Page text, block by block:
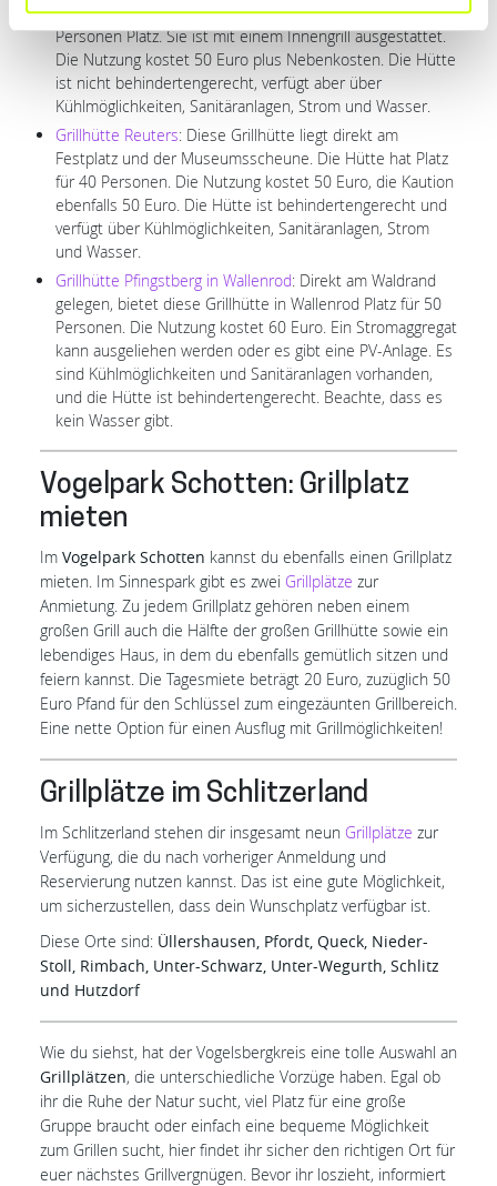
Grillhütte Allmenrod: In dieser Grillhütte finden 40
Personen Platz. Sie ist mit einem Innengrill ausgestattet.
Die Nutzung kostet 50 Euro plus Nebenkosten. Die Hütte
ist nicht behindertengerecht, verfügt aber über
Kühlmöglichkeiten, Sanitäranlagen, Strom und Wasser.
Grillhütte Reuters: Diese Grillhütte liegt direkt am
Festplatz und der Museumsscheune. Die Hütte hat Platz
für 40 Personen. Die Nutzung kostet 50 Euro, die Kaution
ebenfalls 50 Euro. Die Hütte ist behindertengerecht und
verfügt über Kühlmöglichkeiten, Sanitäranlagen, Strom
und Wasser.
Grillhütte Pfingstberg in Wallenrod: Direkt am Waldrand
gelegen, bietet diese Grillhütte in Wallenrod Platz für 50
Personen. Die Nutzung kostet 60 Euro. Ein Stromaggregat
kann ausgeliehen werden oder es gibt eine PV-Anlage. Es
sind Kühlmöglichkeiten und Sanitäranlagen vorhanden,
und die Hütte ist behindertengerecht. Beachte, dass es
kein Wasser gibt.
Vogelpark Schotten: Grillplatz
mieten
Im Vogelpark Schotten kannst du ebenfalls einen Grillplatz
mieten. Im Sinnespark gibt es zwei Grillplätze zur
Anmietung. Zu jedem Grillplatz gehören neben einem
großen Grill auch die Hälfte der großen Grillhütte sowie ein
lebendiges Haus, in dem du ebenfalls gemütlich sitzen und
feiern kannst. Die Tagesmiete beträgt 20 Euro, zuzüglich 50
Euro Pfand für den Schlüssel zum eingezäunten Grillbereich.
Eine nette Option für einen Ausflug mit Grillmöglichkeiten!
Grillplätze im Schlitzerland
Im Schlitzerland stehen dir insgesamt neun Grillplätze zur
Verfügung, die du nach vorheriger Anmeldung und
Reservierung nutzen kannst. Das ist eine gute Möglichkeit,
um sicherzustellen, dass dein Wunschplatz verfügbar ist.
Diese Orte sind: Üllershausen, Pfordt, Queck, Nieder-
Stoll, Rimbach, Unter-Schwarz, Unter-Wegurth, Schlitz
und Hutzdorf
Wie du siehst, hat der Vogelsbergkreis eine tolle Auswahl an
Grillplätzen, die unterschiedliche Vorzüge haben. Egal ob
ihr die Ruhe der Natur sucht, viel Platz für eine große
Gruppe braucht oder einfach eine bequeme Möglichkeit
zum Grillen sucht, hier findet ihr sicher den richtigen Ort für
euer nächstes Grillvergnügen. Bevor ihr loszieht, informiert